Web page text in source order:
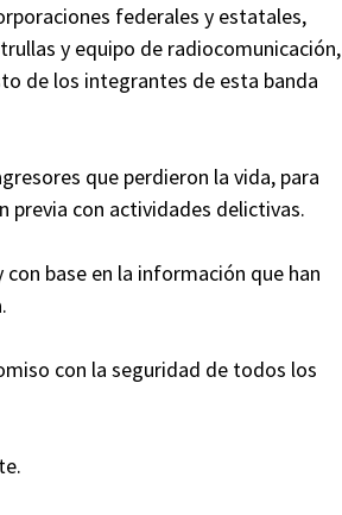
federales y estatales,
y equipo de radiocomunicación,
de los integrantes de esta banda
que perdieron la vida, para
previa con actividades delictivas.
base en la información que han
con la seguridad de todos los